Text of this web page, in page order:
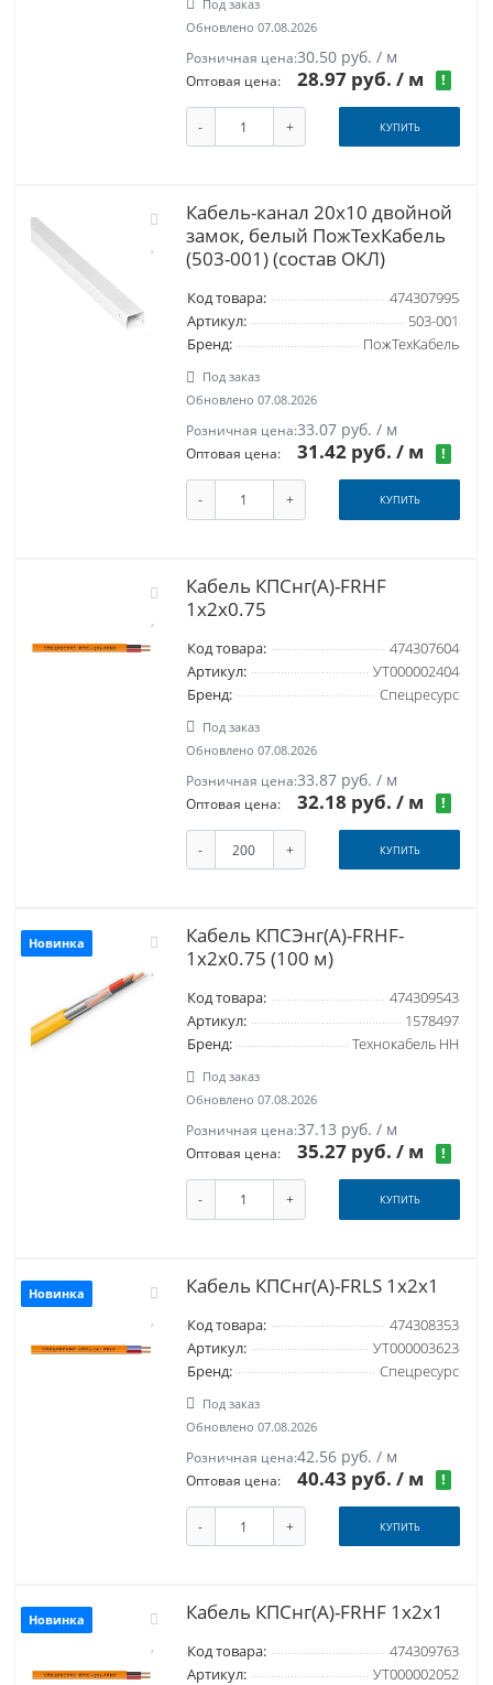
Под заказ
Обновлено 07.08.2026
Розничная цена:30.50 руб. / м
Оптовая цена: 28.97 руб./ м !
- + КУПИТЬ
Кабель-канал 20х10 двойной
замок, белый ПожТехКабель
(503-001) (состав ОКЛ)
Код товара:
474307995
Артикул:
503-001
Бренд:
ПожТехКабель
Под заказ
Обновлено 07.08.2026
Розничная цена:33.07 руб. / м
Оптовая цена: 31.42 руб./ м !
- + КУПИТЬ
Кабель КПСнг(A)-FRHF
1x2x0.75
Код товара:
474307604
Артикул:
УТ000002404
Бренд:
Спецресурс
Под заказ
Обновлено 07.08.2026
Розничная цена:33.87 руб. / м
Оптовая цена: 32.18 руб./ м !
- + КУПИТЬ
Новинка
Кабель КПСЭнг(А)-FRHF-
1х2х0.75 (100 м)
Код товара:
474309543
Артикул:
1578497
Бренд:
Технокабель НН
Под заказ
Обновлено 07.08.2026
Розничная цена:37.13 руб. / м
Оптовая цена: 35.27 руб./ м !
- + КУПИТЬ
Новинка Кабель КПСнг(A)-FRLS 1x2x1
Код товара:
474308353
Артикул:
УТ000003623
Бренд:
Спецресурс
Под заказ
Обновлено 07.08.2026
Розничная цена:42.56 руб. / м
Оптовая цена: 40.43 руб./ м !
- + КУПИТЬ
Новинка Кабель КПСнг(A)-FRHF 1x2x1
Код товара:
474309763
Артикул:
УТ000002052